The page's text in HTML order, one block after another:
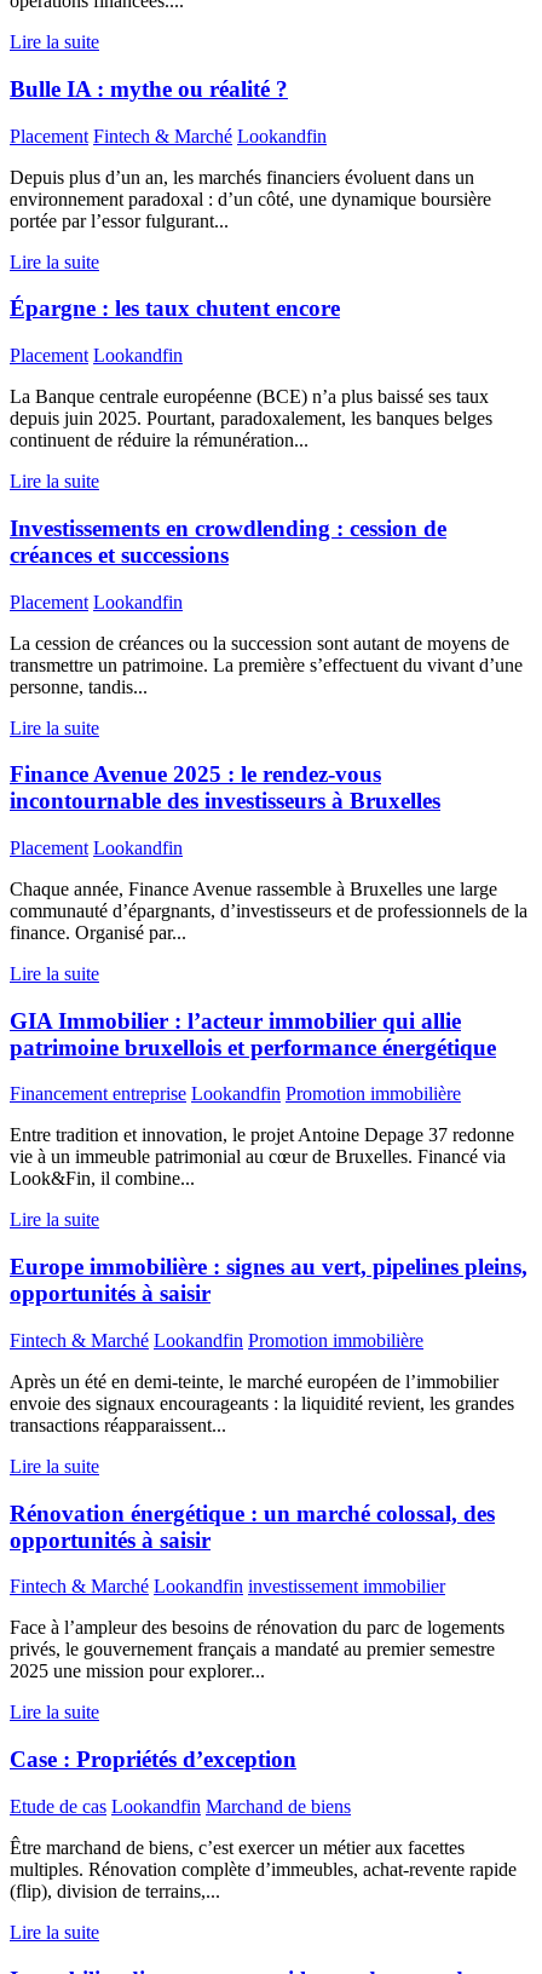
Lire la suite
Bulle IA : mythe ou réalité ?
Placement Fintech & Marché Lookandfin
Depuis plus d’un an, les marchés financiers évoluent dans un
environnement paradoxal : d’un côté, une dynamique boursière
portée par l’essor fulgurant...
Lire la suite
Épargne : les taux chutent encore
Placement Lookandfin
La Banque centrale européenne (BCE) n’a plus baissé ses taux
depuis juin 2025. Pourtant, paradoxalement, les banques belges
continuent de réduire la rémunération...
Lire la suite
Investissements en crowdlending : cession de
créances et successions
Placement Lookandfin
La cession de créances ou la succession sont autant de moyens de
transmettre un patrimoine. La première s’effectuent du vivant d’une
personne, tandis...
Lire la suite
Finance Avenue 2025 : le rendez-vous
incontournable des investisseurs à Bruxelles
Placement Lookandfin
Chaque année, Finance Avenue rassemble à Bruxelles une large
communauté d’épargnants, d’investisseurs et de professionnels de la
finance. Organisé par...
Lire la suite
GIA Immobilier : l’acteur immobilier qui allie
patrimoine bruxellois et performance énergétique
Financement entreprise Lookandfin Promotion immobilière
Entre tradition et innovation, le projet Antoine Depage 37 redonne
vie à un immeuble patrimonial au cœur de Bruxelles. Financé via
Look&Fin, il combine...
Lire la suite
Europe immobilière : signes au vert, pipelines pleins,
opportunités à saisir
Fintech & Marché Lookandfin Promotion immobilière
Après un été en demi-teinte, le marché européen de l’immobilier
envoie des signaux encourageants : la liquidité revient, les grandes
transactions réapparaissent...
Lire la suite
Rénovation énergétique : un marché colossal, des
opportunités à saisir
Fintech & Marché Lookandfin investissement immobilier
Face à l’ampleur des besoins de rénovation du parc de logements
privés, le gouvernement français a mandaté au premier semestre
2025 une mission pour explorer...
Lire la suite
Case : Propriétés d’exception
Etude de cas Lookandfin Marchand de biens
Être marchand de biens, c’est exercer un métier aux facettes
multiples. Rénovation complète d’immeubles, achat-revente rapide
(flip), division de terrains,...
Lire la suite